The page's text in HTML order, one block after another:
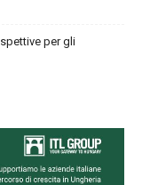
per gli